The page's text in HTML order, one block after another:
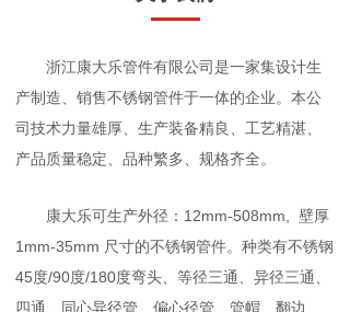
浙江康大乐管件有限公司是一家集设计生
产制造、销售不锈钢管件于一体的企业。本公
司技术力量雄厚、生产装备精良、工艺精湛、
产品质量稳定、品种繁多、规格齐全。
康大乐可生产外径：12mm-508mm, 壁厚
1mm-35mm 尺寸的不锈钢管件。种类有不锈钢
45度/90度/180度弯头、等径三通、异径三通、
四通、同心异径管、偏心径管、管帽、翻边、